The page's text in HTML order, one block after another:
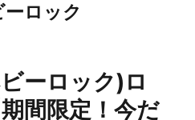
ロック
ーロック)ロ
間限定！今だ